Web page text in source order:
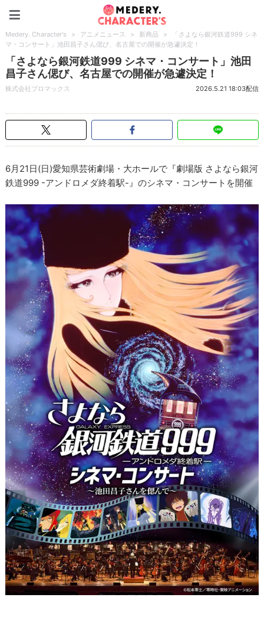
Medery. Character's > アニメニュース > 新商品 >
「さよなら銀河鉄道999 シネ
マ・コンサート」池田昌子さん偲び、名古屋での開催が急遽決定！
「さよなら銀河鉄道999 シネマ・コンサート」池田
昌子さん偲び、名古屋での開催が急遽決定！
株式会社プロマックス 2026.5.21 18:03配信
6月21日(日)愛知県芸術劇場・大ホールで『劇場版 さよなら銀河
鉄道999 -アンドロメダ終着駅-』のシネマ・コンサートを開催